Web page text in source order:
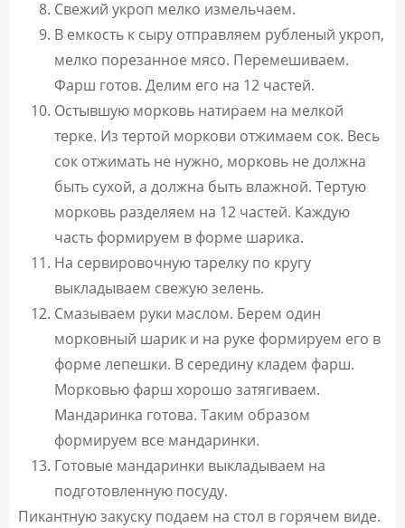
Свежий укроп мелко измельчаем.
В емкость к сыру отправляем рубленый укроп,
мелко порезанное мясо. Перемешиваем.
Фарш готов. Делим его на 12 частей.
Остывшую морковь натираем на мелкой
терке. Из тертой моркови отжимаем сок. Весь
сок отжимать не нужно, морковь не должна
быть сухой, а должна быть влажной. Тертую
морковь разделяем на 12 частей. Каждую
часть формируем в форме шарика.
На сервировочную тарелку по кругу
выкладываем свежую зелень.
Смазываем руки маслом. Берем один
морковный шарик и на руке формируем его в
форме лепешки. В середину кладем фарш.
Морковью фарш хорошо затягиваем.
Мандаринка готова. Таким образом
формируем все мандаринки.
Готовые мандаринки выкладываем на
подготовленную посуду.
Пикантную закуску подаем на стол в горячем виде.